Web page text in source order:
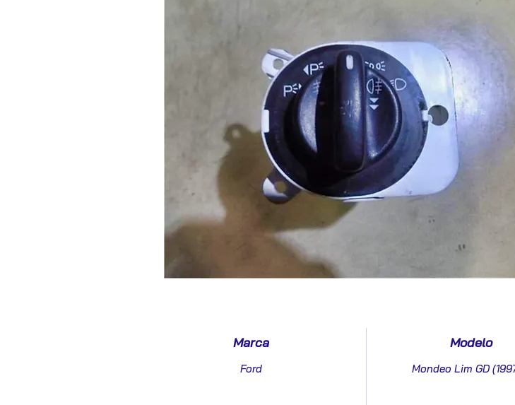
Marca
Ford
Modelo
Mondeo Lim GD